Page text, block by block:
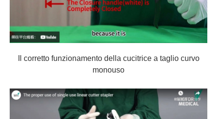
Il corretto funzionamento della cucitrice a taglio curvo
monouso